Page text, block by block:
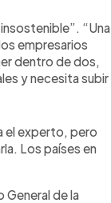
“Una
empresarios
dentro de dos,
y necesita subir
el experto, pero
Los países en
General de la